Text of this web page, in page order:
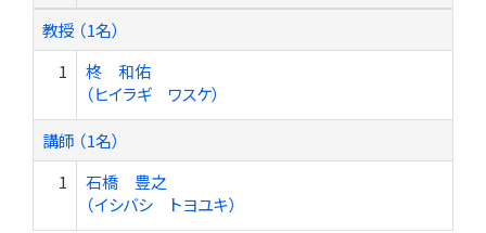
教授 （1名）
1
柊 和佑
（ヒイラギ ワスケ）
講師 （1名）
1
石橋 豊之
（イシバシ トヨユキ）